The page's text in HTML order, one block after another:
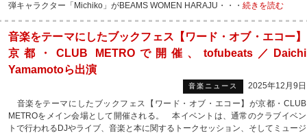
弾キャラクター「Michiko」がBEAMS WOMEN HARAJU・・・ 続きを読む
音楽をテーマにしたブックフェス【ワード・オブ・エコー】
京都・CLUB METROで開催、tofubeats／Daichi
Yamamotoら出演
音楽ニュース
2025年12月9日
音楽をテーマにしたブックフェス【ワード・オブ・エコー】が京都・CLUB
METROをメイン会場として開催される。 本イベントは、通常のクラブイベン
トで行われるDJやライブ、音楽と本に関するトークセッション、そしてミュージ